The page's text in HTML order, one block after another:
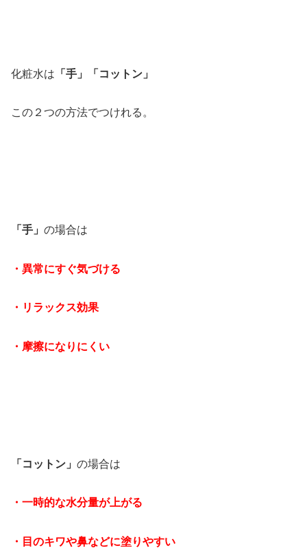
化粧水は 「手」「コットン」
この２つの方法でつけれる。
「手」 の場合は
・異常にすぐ気づける
・リラックス効果
・摩擦になりにくい
「コットン」 の場合は
・一時的な水分量が上がる
・目のキワや鼻などに塗りやすい